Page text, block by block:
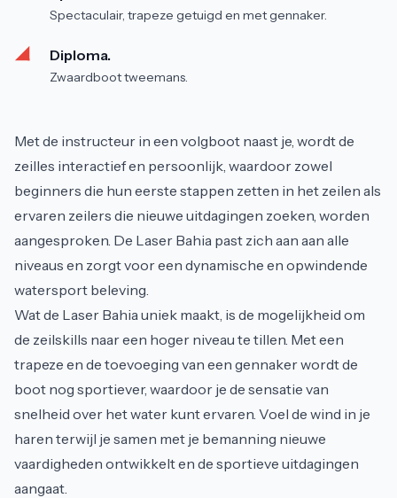
Spectaculair, trapeze getuigd en met gennaker.
Diploma.
Zwaardboot tweemans.
Met de instructeur in een volgboot naast je, wordt de
zeilles interactief en persoonlijk, waardoor zowel
beginners die hun eerste stappen zetten in het zeilen als
ervaren zeilers die nieuwe uitdagingen zoeken, worden
aangesproken. De Laser Bahia past zich aan aan alle
niveaus en zorgt voor een dynamische en opwindende
watersport beleving.
Wat de Laser Bahia uniek maakt, is de mogelijkheid om
de zeilskills naar een hoger niveau te tillen. Met een
trapeze en de toevoeging van een gennaker wordt de
boot nog sportiever, waardoor je de sensatie van
snelheid over het water kunt ervaren. Voel de wind in je
haren terwijl je samen met je bemanning nieuwe
vaardigheden ontwikkelt en de sportieve uitdagingen
aangaat.